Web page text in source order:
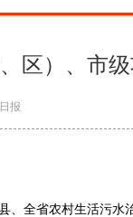
区）、市
报
全省农村生活污水